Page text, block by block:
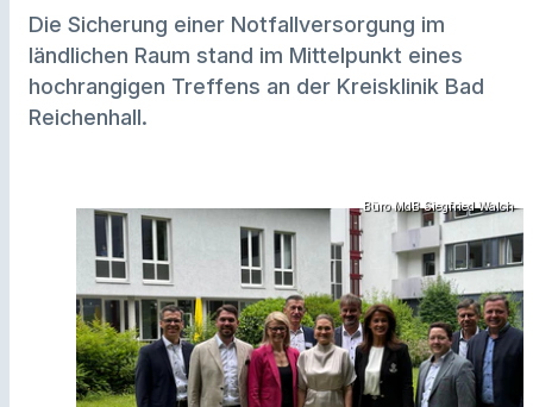
Die Sicherung einer Notfallversorgung im
ländlichen Raum stand im Mittelpunkt eines
hochrangigen Treffens an der Kreisklinik Bad
Reichenhall.
Büro MdB Siegfried Walch